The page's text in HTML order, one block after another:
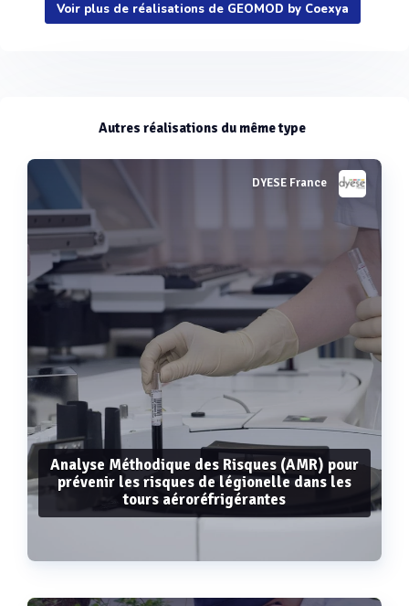
Voir plus
Voir plus de réalisations de GEOMOD by Coexya
Autres réalisations du même type
DYESE France
Analyse Méthodique des Risques (AMR) pour
prévenir les risques de légionelle dans les
tours aéroréfrigérantes